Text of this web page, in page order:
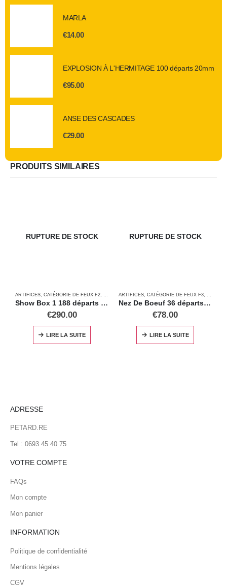
MARLA
€14.00
EXPLOSION À L'HERMITAGE 100 départs 20mm
€95.00
ANSE DES CASCADES
€29.00
PRODUITS SIMILAIRES
RUPTURE DE STOCK
ARTIFICES CATÉGORIE DE FEUX F2 FEUX AUTOMATIQUES
Show Box 1 188 départs calibre 20-25mm
€290.00
LIRE LA SUITE
RUPTURE DE STOCK
ARTIFICES CATÉGORIE DE FEUX F3
Nez De Boeuf 36 départs calibre 30mm
€78.00
LIRE LA SUITE
ADRESSE
PETARD.RE
Tel : 0693 45 40 75
VOTRE COMPTE
FAQs
Mon compte
Mon panier
INFORMATION
Politique de confidentialité
Mentions légales
CGV